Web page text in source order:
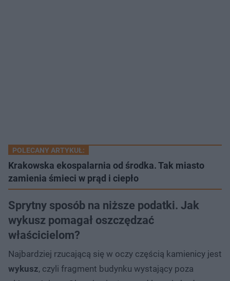
POLECANY ARTYKUŁ:
Krakowska ekospalarnia od środka. Tak miasto
zamienia śmieci w prąd i ciepło
Sprytny sposób na niższe podatki. Jak
wykusz pomagał oszczędzać
właścicielom?
Najbardziej rzucającą się w oczy częścią kamienicy jest
wykusz, czyli fragment budynku wystający poza